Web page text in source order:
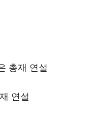
총재 연설
연설